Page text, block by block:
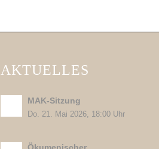
AKTUELLES
MAK-Sitzung
Do. 21. Mai 2026, 18:00 Uhr